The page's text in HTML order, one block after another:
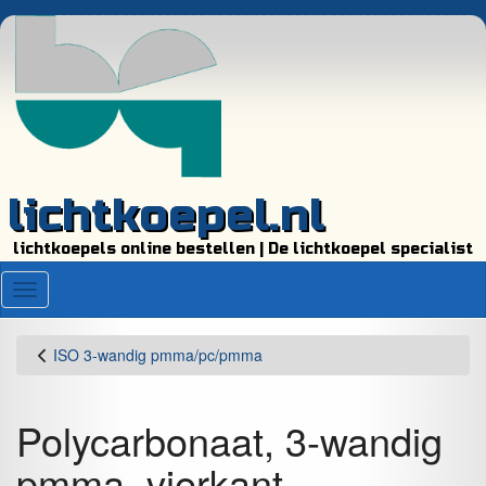
lichtkoepel.nl
lichtkoepels online bestellen | De lichtkoepel specialist
Menu
ISO 3-wandig pmma/pc/pmma
Polycarbonaat, 3-wandig